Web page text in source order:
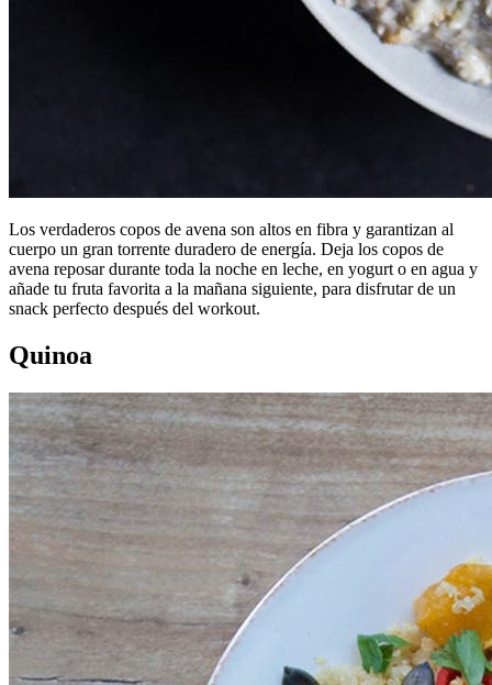
Los verdaderos copos de avena son altos en fibra y garantizan al
cuerpo un gran torrente duradero de energía. Deja los copos de
avena reposar durante toda la noche en leche, en yogurt o en agua y
añade tu fruta favorita a la mañana siguiente, para disfrutar de un
snack perfecto después del workout.
Quinoa